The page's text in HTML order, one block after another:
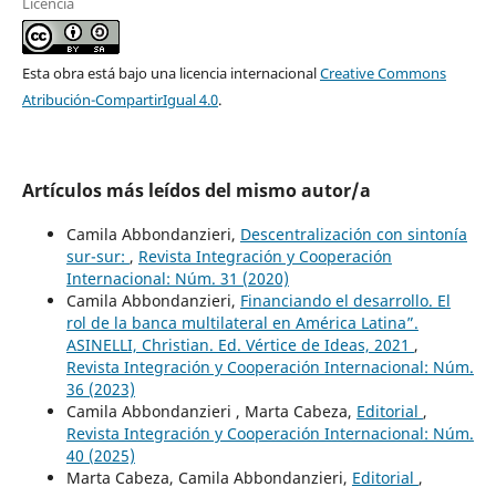
Esta obra está bajo una licencia internacionalCreative Commons
Atribución-CompartirIgual 4.0.
Artículos más leídos del mismo autor/a
Camila Abbondanzieri, Descentralización con sintonía
sur-sur: , Revista Integración y Cooperación
Internacional: Núm. 31 (2020)
Camila Abbondanzieri, Financiando el desarrollo. El
rol de la banca multilateral en América Latina”.
ASINELLI, Christian. Ed. Vértice de Ideas, 2021 ,
Revista Integración y Cooperación Internacional: Núm.
36 (2023)
Camila Abbondanzieri , Marta Cabeza, Editorial ,
Revista Integración y Cooperación Internacional: Núm.
40 (2025)
Marta Cabeza, Camila Abbondanzieri, Editorial ,